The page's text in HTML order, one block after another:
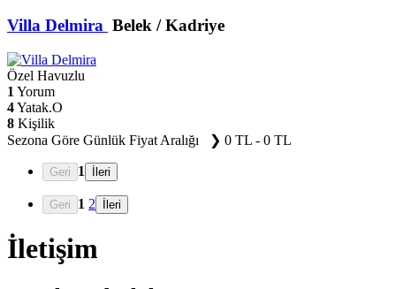
Villa Delmira Belek / Kadriye
Özel Havuzlu
1 Yorum
4Yatak.O
8 Kişilik
Sezona Göre Günlük Fiyat Aralığı ❯ 0 TL - 0 TL
1
1 2
İletişim